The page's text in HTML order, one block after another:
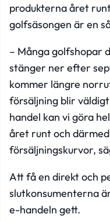
produkterna året
golfsäsongen är en
– Många golfshopar
stänger ner efter
kommer längre
försäljning blir
handel kan vi göra
året runt och
försäljningskurvor,
Att få en direkt och
slutkonsumenterna
e-handeln gett.